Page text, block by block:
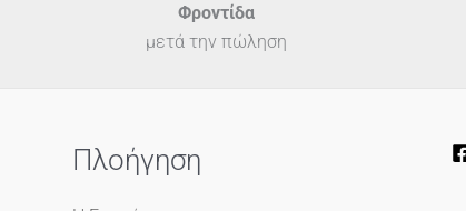
Φροντίδα
μετά την πώληση
Πλοήγηση